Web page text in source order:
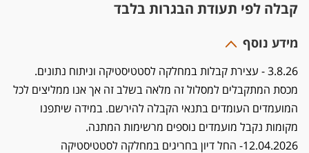
קבלה לפי תעודת הבגרות בלבד
מידע נוסף
3.8.26 - עצירת קבלות במחלקה לסטטיסטיקה וניתוח נתונים.
מכסת המתקבלים למסלול זה מלאה בשלב זה אך אנו ממליצים לכל
המועמדים העומדים בתנאי הקבלה להירשם. במידה שיתפנו
מקומות נקבל מועמדים נוספים מרשימות המתנה.
12.04.2026- החל דיון בחריגים במחלקה לסטטיסטיקה